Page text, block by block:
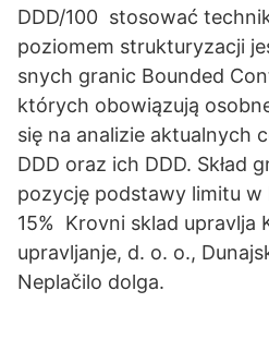
DDD/100 stosować
poziomem strukturyzacji
snych granic Bounded
których obowiązują
się na analizie aktualnych
DDD oraz ich DDD. Skład
pozycję podstawy limitu w
15% Krovni sklad upravlja
upravljanje, d. o. o.,
Neplačilo dolga.